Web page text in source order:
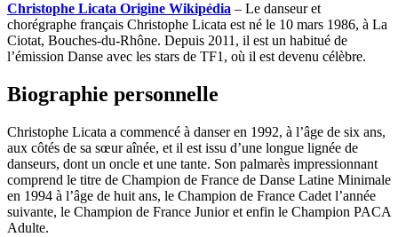
Christophe Licata Origine Wikipédia – Le danseur et
chorégraphe français Christophe Licata est né le 10 mars 1986, à La
Ciotat, Bouches-du-Rhône. Depuis 2011, il est un habitué de
l’émission Danse avec les stars de TF1, où il est devenu célèbre.
Biographie personnelle
Christophe Licata a commencé à danser en 1992, à l’âge de six ans,
aux côtés de sa sœur aînée, et il est issu d’une longue lignée de
danseurs, dont un oncle et une tante. Son palmarès impressionnant
comprend le titre de Champion de France de Danse Latine Minimale
en 1994 à l’âge de huit ans, le Champion de France Cadet l’année
suivante, le Champion de France Junior et enfin le Champion PACA
Adulte.